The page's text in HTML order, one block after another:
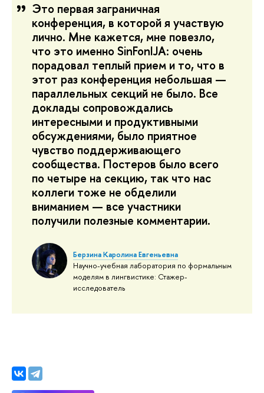
Это первая заграничная
конференция, в которой я участвую
лично. Мне кажется, мне повезло,
что это именно SinFonIJA: очень
порадовал теплый прием и то, что в
этот раз конференция небольшая —
параллельных секций не было. Все
доклады сопровождались
интересными и продуктивными
обсуждениями, было приятное
чувство поддерживающего
сообщества. Постеров было всего
по четыре на секцию, так что нас
коллеги тоже не обделили
вниманием — все участники
получили полезные комментарии.
Берзина Каролина Евгеньевна
Научно-учебная лаборатория по формальным
моделям в лингвистике: Стажер-
исследователь